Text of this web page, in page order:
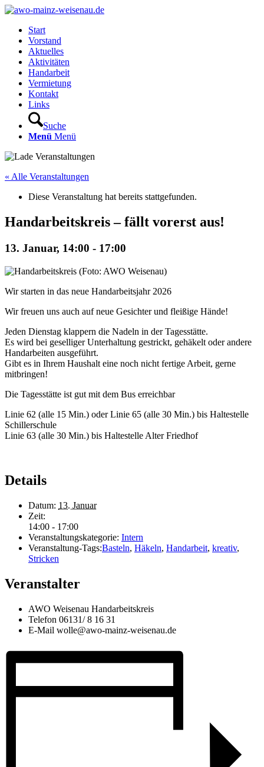
Start
Vorstand
Aktuelles
Aktivitäten
Handarbeit
Vermietung
Kontakt
Links
Suche
Menü Menü
« Alle Veranstaltungen
Diese Veranstaltung hat bereits stattgefunden.
Handarbeitskreis – fällt vorerst aus!
13. Januar, 14:00 - 17:00
Wir starten in das neue Handarbeitsjahr 2026
Wir freuen uns auch auf neue Gesichter und fleißige Hände!
Jeden Dienstag klappern die Nadeln in der Tagesstätte.
Es wird bei geselliger Unterhaltung gestrickt, gehäkelt oder andere
Handarbeiten ausgeführt.
Gibt es in Ihrem Haushalt eine noch nicht fertige Arbeit, gerne
mitbringen!
Die Tagesstätte ist gut mit dem Bus erreichbar
Linie 62 (alle 15 Min.) oder Linie 65 (alle 30 Min.) bis Haltestelle
Schillerschule
Linie 63 (alle 30 Min.) bis Haltestelle Alter Friedhof
Details
Datum: 13. Januar
Zeit:
14:00 - 17:00
Veranstaltungskategorie: Intern
Veranstaltung-Tags:Basteln, Häkeln, Handarbeit, kreativ,
Stricken
Veranstalter
AWO Weisenau Handarbeitskreis
Telefon 06131/ 8 16 31
E-Mail wolle@awo-mainz-weisenau.de